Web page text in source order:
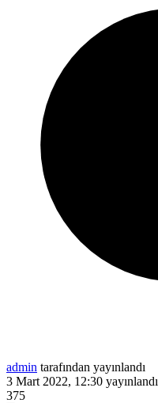
admin tarafından yayınlandı
3 Mart 2022, 12:30 yayınlandı
375